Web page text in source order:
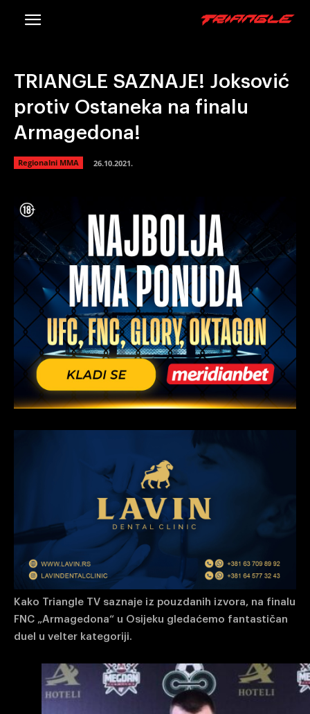
TRIANGLE SAZNAJE! Joksović
protiv Ostaneka na finalu
Armagedona!
Regionalni MMA 26.10.2021.
Kako Triangle TV saznaje iz pouzdanih izvora, na finalu
FNC „Armagedona“ u Osijeku gledaćemo fantastičan
duel u velter kategoriji.